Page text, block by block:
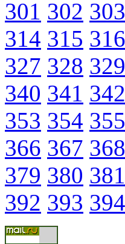
301 302 303
314 315 316
327 328 329
340 341 342
353 354 355
366 367 368
379 380 381
392 393 394